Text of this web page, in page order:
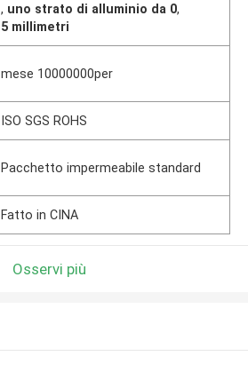
, uno strato di alluminio da 0,
5 millimetri
mese 10000000per
ISO SGS ROHS
Pacchetto impermeabile standard
Fatto in CINA
Osservi più